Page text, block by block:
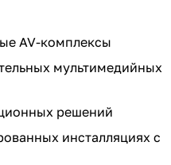
AV-комплексы
мультимедийных
решений
инсталляциях с